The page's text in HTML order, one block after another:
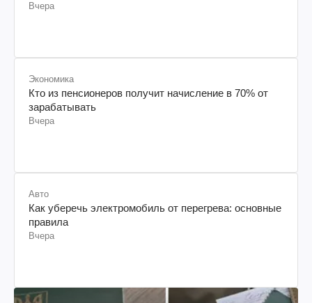
Вчера
Экономика
Кто из пенсионеров получит начисление в 70% от
зарабатывать
Вчера
Авто
Как уберечь электромобиль от перегрева: основные
правила
Вчера